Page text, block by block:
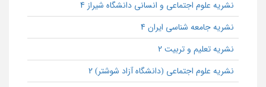
نشریه علوم اجتماعی و انسانی دانشگاه شیراز 4
نشریه جامعه شناسی ایران 4
نشریه تعلیم و تربیت 2
نشریه علوم اجتماعی (دانشگاه آزاد شوشتر) 2